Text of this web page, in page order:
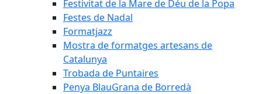
Festivitat de la Mare de Déu de la Popa
Festes de Nadal
Formatjazz
Mostra de formatges artesans de
Catalunya
Trobada de Puntaires
Penya BlauGrana de Borredà